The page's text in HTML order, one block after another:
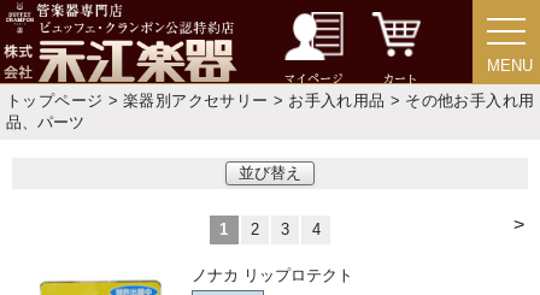
マイページ カート
MENU
MENU
トップページ >楽器別アクセサリー > お手入れ用品 > その他お手入れ用
品、パーツ
並び替え
>
1 2 3 4
ノナカ リップロテクト